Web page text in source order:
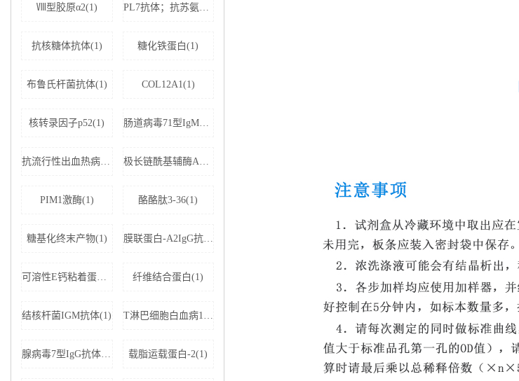
Ⅷ型胶原α2(1) PL7抗体；抗苏氨酰tRNA合成酶(1)
抗核糖体抗体(1) 糖化铁蛋白(1)
布鲁氏杆菌抗体(1) COL12A1(1)
核转录因子p52(1) 肠道病毒71型IgM抗体(1)
抗流行性出血热病毒IgM抗体(1) 极长链酰基辅酶A脱氢酶(1)
PIM1激酶(1) 酪酪肽3-36(1)
糖基化终末产物(1) 膜联蛋白-A2IgG抗体(1)
可溶性E钙粘着蛋白;可溶性上皮性钙黏附蛋白(1) 纤维结合蛋白(1)
结核杆菌IGM抗体(1) T淋巴细胞白血病1+2型病毒(1)
腺病毒7型IgG抗体(1) 载脂运载蛋白-2(1)